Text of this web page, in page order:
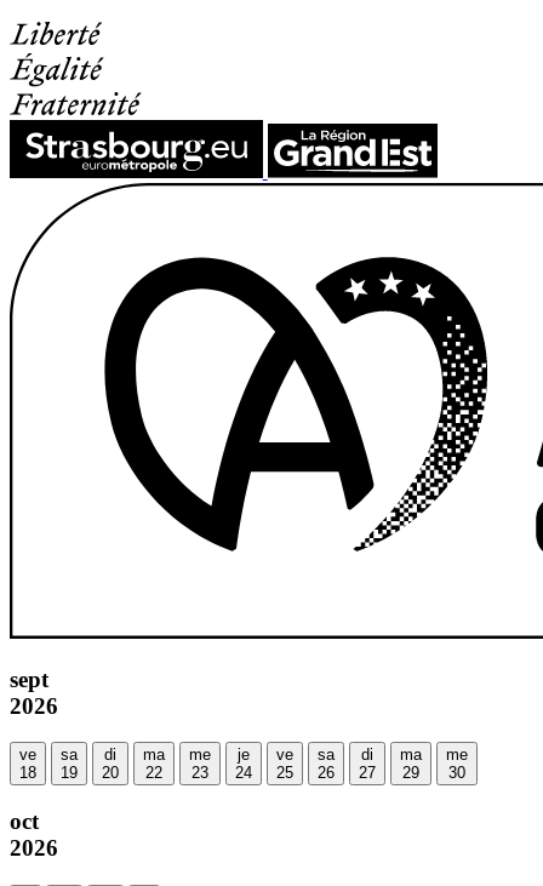
sept
2026
ve
18
sa
19
di
20
ma
22
me
23
je
24
ve
25
sa
26
di
27
ma
29
me
30
oct
2026